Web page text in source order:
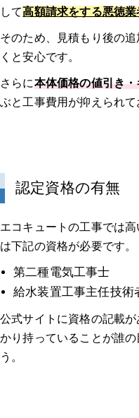
して高額請求をする悪徳
そのため、見積もり後の
くと安心です。
さらに本体価格の値引き
ぶと工事費用が抑えられて
認定資格の有無
エコキュートの工事では
は下記の資格が必要です。
第二種電気工事士
給水装置工事主任技術
公式サイトに資格の記載
かり持っていることが誰
う。